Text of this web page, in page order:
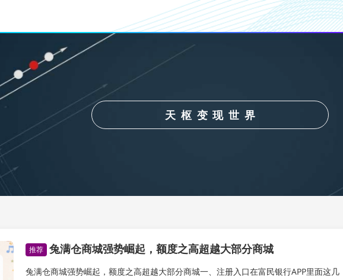
天枢变现世界
天枢变现世界
推荐 兔满仓商城强势崛起，额度之高超越大部分商城
兔满仓商城强势崛起，额度之高超越大部分商城一、注册入口在富民银行APP里面这几